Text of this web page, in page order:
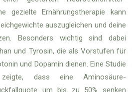
gezielte Ernährungstherapie kann
auszugleichen und deine
Besonders wichtig sind dabei
und Tyrosin, die als Vorstufen für
und Dopamin dienen. Eine Studie
zeigte, dass eine Aminosäure-
um bis zu 50% senken